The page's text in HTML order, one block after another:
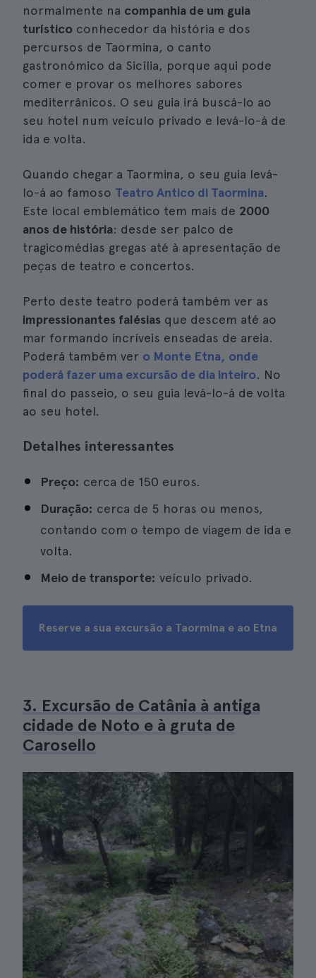
normalmente na companhia de um guia
turístico conhecedor da história e dos
percursos de Taormina, o canto
gastronómico da Sicília, porque aqui pode
comer e provar os melhores sabores
mediterrânicos. O seu guia irá buscá-lo ao
seu hotel num veículo privado e levá-lo-á de
ida e volta.
Quando chegar a Taormina, o seu guia levá-
lo-á ao famoso Teatro Antico di Taormina.
Este local emblemático tem mais de 2000
anos de história: desde ser palco de
tragicomédias gregas até à apresentação de
peças de teatro e concertos.
Perto deste teatro poderá também ver as
impressionantes falésias que descem até ao
mar formando incríveis enseadas de areia.
Poderá também ver o Monte Etna, onde
poderá fazer uma excursão de dia inteiro. No
final do passeio, o seu guia levá-lo-á de volta
ao seu hotel.
Detalhes interessantes
Preço: cerca de 150 euros.
Duração: cerca de 5 horas ou menos,
contando com o tempo de viagem de ida e
volta.
Meio de transporte: veículo privado.
Reserve a sua excursão a Taormina e ao Etna
3. Excursão de Catânia à antiga
cidade de Noto e à gruta de
Carosello